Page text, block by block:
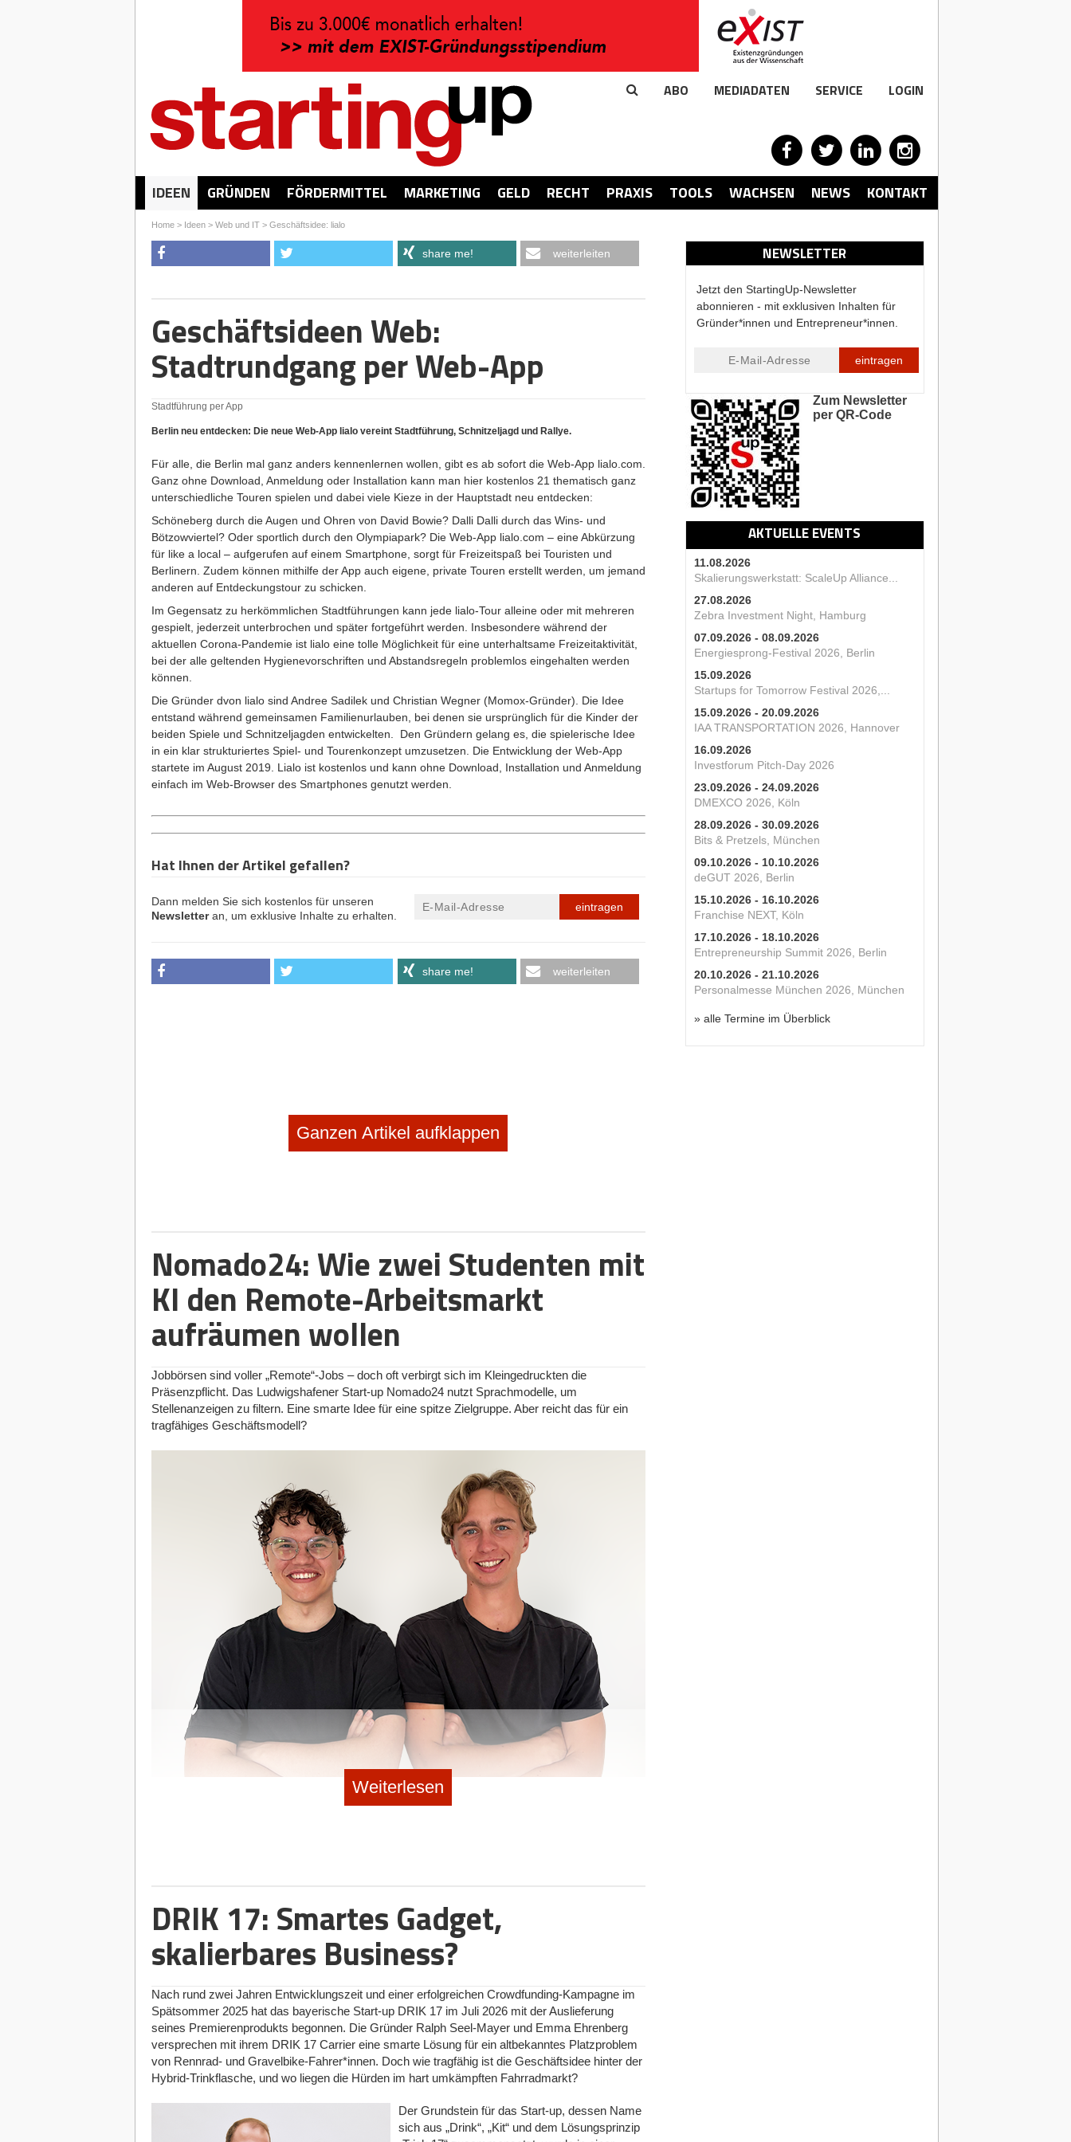
ABO MEDIADATEN SERVICE LOGIN
IDEEN GRÜNDEN FÖRDERMITTEL MARKETING GELD RECHT PRAXIS TOOLS WACHSEN NEWS KONTAKT
Home> Ideen> Web und IT> Geschäftsidee: lialo
NEWSLETTER
Jetzt den StartingUp-Newsletter
abonnieren - mit exklusiven Inhalten für
Gründer*innen und Entrepreneur*innen.
eintragen
Zum Newsletter
per QR-Code
AKTUELLE EVENTS
11.08.2026
Skalierungswerkstatt: ScaleUp Alliance...
27.08.2026
Zebra Investment Night, Hamburg
07.09.2026 - 08.09.2026
Energiesprong-Festival 2026, Berlin
15.09.2026
Startups for Tomorrow Festival 2026,...
15.09.2026 - 20.09.2026
IAA TRANSPORTATION 2026, Hannover
16.09.2026
Investforum Pitch-Day 2026
23.09.2026 - 24.09.2026
DMEXCO 2026, Köln
28.09.2026 - 30.09.2026
Bits & Pretzels, München
09.10.2026 - 10.10.2026
deGUT 2026, Berlin
15.10.2026 - 16.10.2026
Franchise NEXT, Köln
17.10.2026 - 18.10.2026
Entrepreneurship Summit 2026, Berlin
20.10.2026 - 21.10.2026
Personalmesse München 2026, München
» alle Termine im Überblick
share me! weiterleiten
Geschäftsideen Web:
Stadtrundgang per Web-App
Stadtführung per App
Berlin neu entdecken: Die neue Web-App lialo vereint Stadtführung, Schnitzeljagd und Rallye.
Für alle, die Berlin mal ganz anders kennenlernen wollen, gibt es ab sofort die Web-Applialo.com
Ganz ohne Download, Anmeldung oder Installation kann man hier kostenlos 21 thematisch ganz
unterschiedliche Touren spielen und dabei viele Kieze in der Hauptstadt neu entdecken:
Schöneberg durch die Augen und Ohren von David Bowie? Dalli Dalli durch das Wins- und
Bötzowviertel? Oder sportlich durch den Olympiapark? Die Web-App lialo.com – eine Abkürzung
für like a local – aufgerufen auf einem Smartphone, sorgt für Freizeitspaß bei Touristen und
Berlinern. Zudem können mithilfe der App auch eigene, private Touren erstellt werden, um jemand
anderen auf Entdeckungstour zu schicken.
Im Gegensatz zu herkömmlichen Stadtführungen kann jede lialo-Tour alleine oder mit mehreren
gespielt, jederzeit unterbrochen und später fortgeführt werden. Insbesondere während der
aktuellen Corona-Pandemie ist lialo eine tolle Möglichkeit für eine unterhaltsame Freizeitaktivität,
bei der alle geltenden Hygienevorschriften und Abstandsregeln problemlos eingehalten werden
können.
Die Gründer dvon lialo sind Andree Sadilek und Christian Wegner (Momox-Gründer). Die Idee
entstand während gemeinsamen Familienurlauben, bei denen sie ursprünglich für die Kinder der
beiden Spiele und Schnitzeljagden entwickelten. Den Gründern gelang es, die spielerische Idee
in ein klar strukturiertes Spiel- und Tourenkonzept umzusetzen. Die Entwicklung der Web-App
startete im August 2019. Lialo ist kostenlos und kann ohne Download, Installation und Anmeldung
einfach im Web-Browser des Smartphones genutzt werden.
Hat Ihnen der Artikel gefallen?
Dann melden Sie sich kostenlos für unseren
Newsletteran, um exklusive Inhalte zu erhalten.
eintragen
share me! weiterleiten
Ganzen Artikel aufklappen
Nomado24: Wie zwei Studenten mit
KI den Remote-Arbeitsmarkt
aufräumen wollen
Jobbörsen sind voller „Remote“-Jobs – doch oft verbirgt sich im Kleingedruckten die
Präsenzpflicht. Das Ludwigshafener Start-up Nomado24 nutzt Sprachmodelle, um
Stellenanzeigen zu filtern. Eine smarte Idee für eine spitze Zielgruppe. Aber reicht das für ein
tragfähiges Geschäftsmodell?
Nomado24-Gründer Anton Petuchow und Lars Schreiner © Nomado24
100 Prozent ortsunabhängig ausgeübt werden kann.
Doch wer braucht so eine spezialisierte Plattform überhaupt? Schließlich finden sich viele echte
Remote-Jobs im IT-Sektor, wo Fachkräfte sich ihre Stellen ohnehin aussuchen können. „Der
und -Entwickler bekommen drei Recruiter-Nachrichten pro Woche, die brauchen uns nicht, und
sie sind ausdrücklich nicht unser Fokus.“ Nomado24 zielt stattdessen auf die andere Hälfte des
Remote-Marktes ab: Berufe im Kund*innenservice, Vertriebsinnendienst, Marketing oder der
Buchhaltung sowie Menschen, die einen Nebenjob von zu Hause suchen. Hier gebe es echte
ortsunabhängige Stellen, aber die Kandidat*innen müssten selbst suchen. „Für sie ist eine
Plattform, die aussortiert statt aufzublähen, ein spürbarer Unterschied“, betont Petuchow. Der
englischsprachige Markt bereits gut versorgt sei.
Weiterlesen
DRIK 17: Smartes Gadget,
skalierbares Business?
Nach rund zwei Jahren Entwicklungszeit und einer erfolgreichen Crowdfunding-Kampagne im
Spätsommer 2025 hat das bayerische Start-up DRIK 17 im Juli 2026 mit der Auslieferung
seines Premierenprodukts begonnen. Die Gründer Ralph Seel-Mayer und Emma Ehrenberg
versprechen mit ihrem DRIK 17 Carrier eine smarte Lösung für ein altbekanntes Platzproblem
von Rennrad- und Gravelbike-Fahrer*innen. Doch wie tragfähig ist die Geschäftsidee hinter der
Hybrid-Trinkflasche, und wo liegen die Hürden im hart umkämpften Fahrradmarkt?
Der Grundstein für das Start-up, dessen Name
sich aus „Drink“, „Kit“ und dem Lösungsprinzip